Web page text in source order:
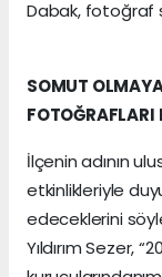
Dabak, fotoğraf
SOMUT
FOTOĞRAFLARI
İlçenin adının
etkinlikleriyle
edeceklerini
Yıldırım Sezer,